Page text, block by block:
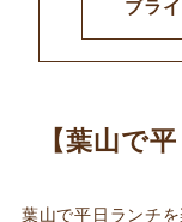
ブラ
【葉山で
葉山で平日ランチ